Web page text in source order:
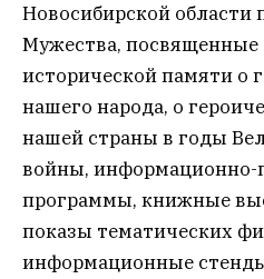
Новосибирской области
Мужества, посвященные
исторической памяти о
нашего народа, о
нашей страны в годы
войны, информационно-
программы, книжные
показы тематических
информационные